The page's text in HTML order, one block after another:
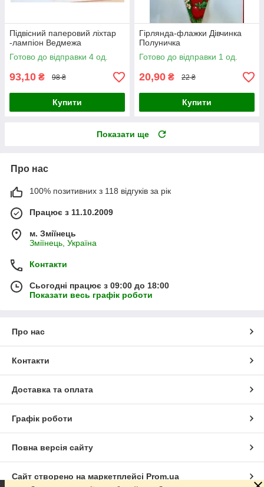
Підвісний паперовий ліхтар
-лампіон Ведмежа
Готово до відправки 4 од.
93,10 ₴ 98 ₴
Купити
Гірлянда-флажки Дівчинка
Полуничка
Готово до відправки 1 од.
20,90 ₴ 22 ₴
Купити
Показати ще
Про нас
100% позитивних з 118 відгуків за рік
Працює з 11.10.2009
м. Зміїнець
Зміїнець, Україна
Контакти
Сьогодні працює з 09:00 до 18:00
Показати весь графік роботи
Про нас
Контакти
Доставка та оплата
Графік роботи
Повна версія сайту
Сайт створено на маркетплейсі Prom.ua